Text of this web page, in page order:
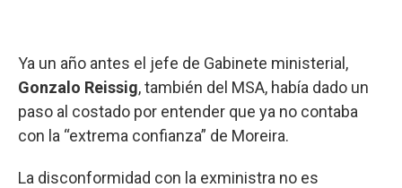
Ya un año antes el jefe de Gabinete ministerial,
Gonzalo Reissig, también del MSA, había dado un
paso al costado por entender que ya no contaba
con la “extrema confianza” de Moreira.
La disconformidad con la exministra no es